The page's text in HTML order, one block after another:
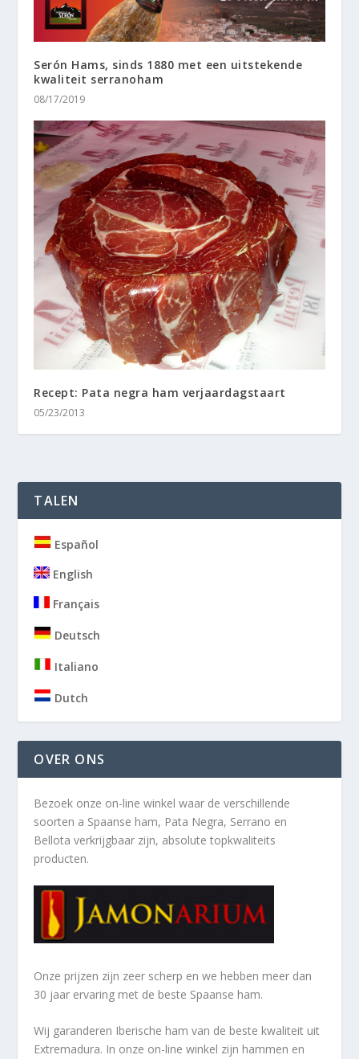
Serón Hams, sinds 1880 met een uitstekende
kwaliteit serranoham
08/17/2019
Recept: Pata negra ham verjaardagstaart
05/23/2013
TALEN
Español
English
Français
Deutsch
Italiano
Dutch
OVER ONS
Bezoek onze on-line winkel waar de verschillende
soorten a Spaanse ham, Pata Negra, Serrano en
Bellota verkrijgbaar zijn, absolute topkwaliteits
producten.
Onze prijzen zijn zeer scherp en we hebben meer dan
30 jaar ervaring met de beste Spaanse ham.
Wij garanderen Iberische ham van de beste kwaliteit uit
Extremadura. In onze on-line winkel zijn hammen en